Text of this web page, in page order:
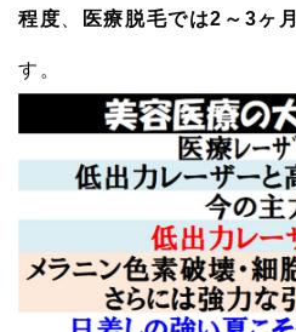
マペンB、通常価格１４８００
2024.12.11
年末年始のお休みのご案内・・
療しております。年始は1月16
様、良いお年をお迎えください
令和6年12月年末 超特別キャ
ピーリング「グリコール酸ピー
4,400円にてご提供いたしてお
程度 医療脱毛では2 ～ 3ヶ
す。